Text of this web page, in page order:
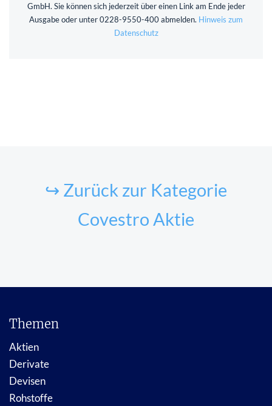
GmbH. Sie können sich jederzeit über einen Link am Ende jeder
Ausgabe oder unter 0228-9550-400 abmelden. Hinweis zum
Datenschutz
↪ Zurück zur Kategorie
Covestro Aktie
Themen
Aktien
Derivate
Devisen
Rohstoffe